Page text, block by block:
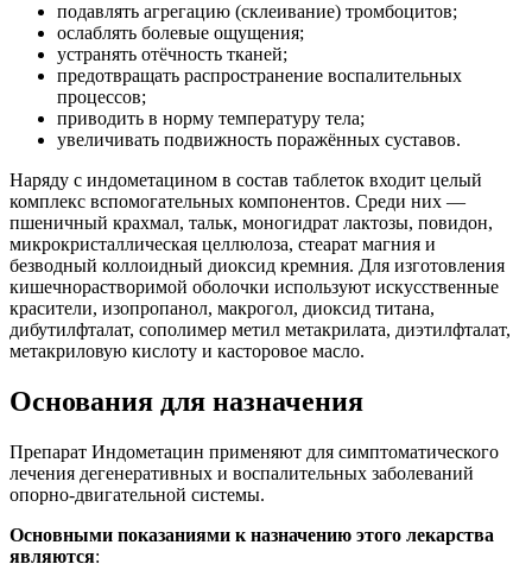
подавлять агрегацию (склеивание) тромбоцитов;
ослаблять болевые ощущения;
устранять отёчность тканей;
предотвращать распространение воспалительных
процессов;
приводить в норму температуру тела;
увеличивать подвижность поражённых суставов.
Наряду с индометацином в состав таблеток входит целый
комплекс вспомогательных компонентов. Среди них —
пшеничный крахмал, тальк, моногидрат лактозы, повидон,
микрокристаллическая целлюлоза, стеарат магния и
безводный коллоидный диоксид кремния. Для изготовления
кишечнорастворимой оболочки используют искусственные
красители, изопропанол, макрогол, диоксид титана,
дибутилфталат, сополимер метил метакрилата, диэтилфталат,
метакриловую кислоту и касторовое масло.
Основания для назначения
Препарат Индометацин применяют для симптоматического
лечения дегенеративных и воспалительных заболеваний
опорно-двигательной системы.
Основными показаниями к назначению этого лекарства
являются: